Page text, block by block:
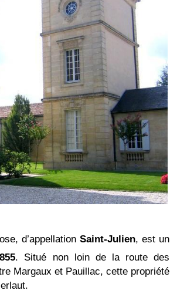
d’appellation Saint-Julien, est un
. Situé non loin de la route des
Margaux et Pauillac, cette propriété